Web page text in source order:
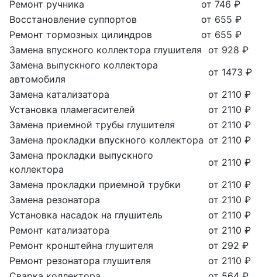
Ремонт ручника
от 746 ₽
Восстановление суппортов
от 655 ₽
Ремонт тормозных цилиндров
от 655 ₽
Замена впускного коллектора глушителя от 928 ₽
Замена выпускного коллектора
автомобиля
от 1473 ₽
Замена катализатора
от 2110 ₽
Установка пламегасителей
от 2110 ₽
Замена приемной трубы глушителя
от 2110 ₽
Замена прокладки впускного коллектора от 2110 ₽
Замена прокладки выпускного
коллектора
от 2110 ₽
Замена прокладки приемной трубки
от 2110 ₽
Замена резонатора
от 2110 ₽
Установка насадок на глушитель
от 2110 ₽
Ремонт катализатора
от 2110 ₽
Ремонт кронштейна глушителя
от 292 ₽
Ремонт резонатора глушителя
от 2110 ₽